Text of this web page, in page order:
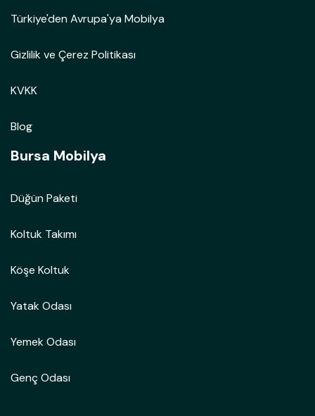
Türkiye'den Avrupa'ya Mobilya
Gizlilik ve Çerez Politikası
KVKK
Blog
Bursa Mobilya
Düğün Paketi
Koltuk Takımı
Köşe Koltuk
Yatak Odası
Yemek Odası
Genç Odası